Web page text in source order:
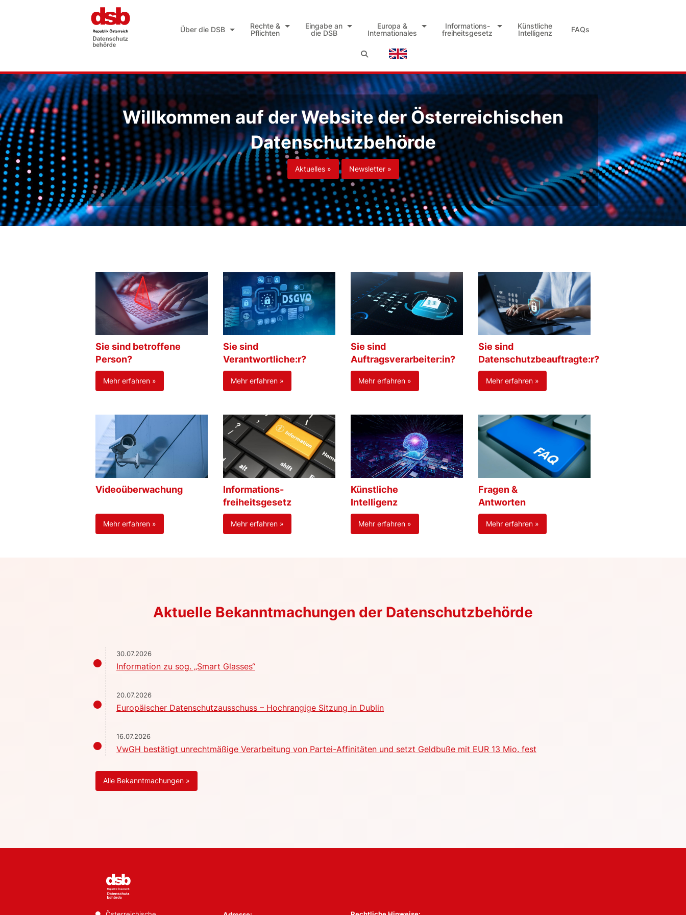
Über die DSB
Rechte &
Pflichten
Eingabe an
die DSB
Europa &
Internationales
Informations-
freiheitsgesetz
Künstliche
Intelligenz
FAQs
Willkommen auf der Website der Österreichischen
Datenschutzbehörde
Aktuelles » Newsletter »
Sie sind betroffene
Person?
Mehr erfahren »
Sie sind
Verantwortliche:r?
Mehr erfahren »
Sie sind
Auftragsverarbeiter:in?
Mehr erfahren »
Sie sind
Datenschutzbeauftragte:r?
Mehr erfahren »
Videoüberwachung
Mehr erfahren »
Informations-
freiheitsgesetz
Mehr erfahren »
Künstliche
Intelligenz
Mehr erfahren »
Fragen &
Antworten
Mehr erfahren »
Aktuelle Bekanntmachungen der Datenschutzbehörde
30.07.2026
Information zu sog. „Smart Glasses“
20.07.2026
Europäischer Datenschutzausschuss – Hochrangige Sitzung in Dublin
16.07.2026
VwGH bestätigt unrechtmäßige Verarbeitung von Partei-Affinitäten und setzt Geldbuße mit EUR 13 Mio. fest
Alle Bekanntmachungen »